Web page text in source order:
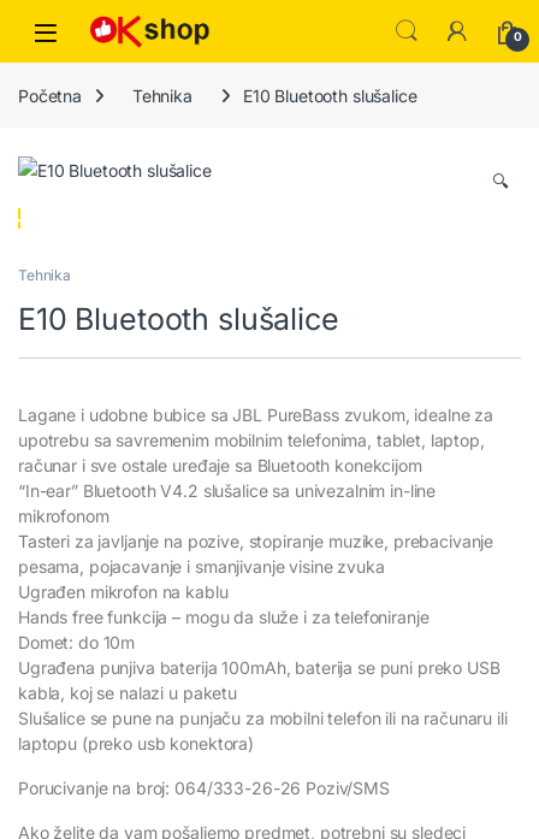
0
Početna Tehnika E10 Bluetooth slušalice
🔍
Tehnika
E10 Bluetooth slušalice
Lagane i udobne bubice sa JBL PureBass zvukom, idealne za
upotrebu sa savremenim mobilnim telefonima, tablet, laptop,
računar i sve ostale uređaje sa Bluetooth konekcijom
“In-ear” Bluetooth V4.2 slušalice sa univezalnim in-line
mikrofonom
Tasteri za javljanje na pozive, stopiranje muzike, prebacivanje
pesama, pojacavanje i smanjivanje visine zvuka
Ugrađen mikrofon na kablu
Hands free funkcija – mogu da služe i za telefoniranje
Domet: do 10m
Ugrađena punjiva baterija 100mAh, baterija se puni preko USB
kabla, koj se nalazi u paketu
Slušalice se pune na punjaču za mobilni telefon ili na računaru ili
laptopu (preko usb konektora)
Porucivanje na broj: 064/333-26-26 Poziv/SMS
Ako želite da vam pošaljemo predmet, potrebni su sledeci